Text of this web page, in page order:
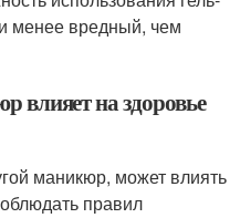
менее вредный, чем
влияет на здоровье
маникюр, может влиять
правил